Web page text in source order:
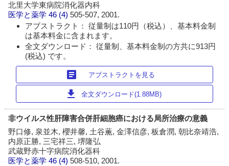
北里大学東病院消化器内科
医学と薬学 46 (4)505-507, 2001.
アブストラクト： 従量制は110円（税込）、基本料金制
は基本料金に含まれます。
全文ダウンロード： 従量制、基本料金制の方共に913円
(税込) です。
article アブストラクトを見る
download 全文ダウンロード(1.88MB)
非ウイルス性肝障害合併肝細胞癌における局所治療の意義
野口修, 泉並木, 櫻井馨, 土谷薫, 金澤信彦, 板倉潤, 朝比奈靖浩,
内原正勝, 三宅祥三, 堺隆弘
武蔵野赤十字病院消化器科
医学と薬学 46 (4)508-510, 2001.